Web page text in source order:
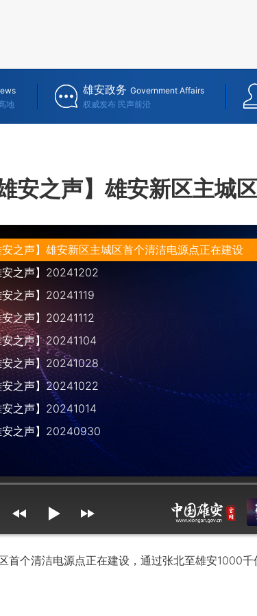
地
雄安政务 Government Affairs
权威发布 民声前沿
雄安之声】雄安新区主城
安之声】雄安新区主城区首个清洁电源点正在建设
安之声】20241202
安之声】20241119
之声】20241112
之声】20241104
安之声】20241028
之声】20241022
之声】20241014
安之声】20240930
mute max volume
个清洁电源点正在建设，通过张北至雄安1000千